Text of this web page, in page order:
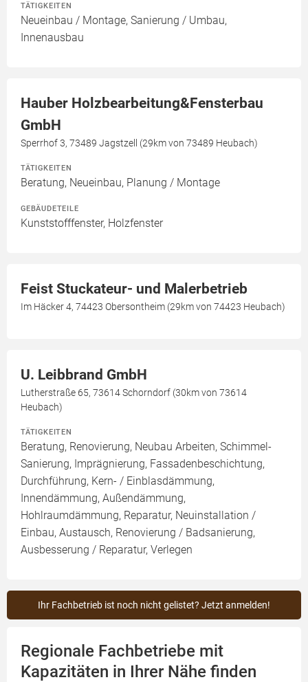
TÄTIGKEITEN
Neueinbau / Montage, Sanierung / Umbau,
Innenausbau
Hauber Holzbearbeitung&Fensterbau
GmbH
Sperrhof 3, 73489 Jagstzell (29km von 73489 Heubach)
TÄTIGKEITEN
Beratung, Neueinbau, Planung / Montage
GEBÄUDETEILE
Kunststofffenster, Holzfenster
Feist Stuckateur- und Malerbetrieb
Im Häcker 4, 74423 Obersontheim (29km von 74423 Heubach)
U. Leibbrand GmbH
Lutherstraße 65, 73614 Schorndorf (30km von 73614
Heubach)
TÄTIGKEITEN
Beratung, Renovierung, Neubau Arbeiten, Schimmel-
Sanierung, Imprägnierung, Fassadenbeschichtung,
Durchführung, Kern- / Einblasdämmung,
Innendämmung, Außendämmung,
Hohlraumdämmung, Reparatur, Neuinstallation /
Einbau, Austausch, Renovierung / Badsanierung,
Ausbesserung / Reparatur, Verlegen
Ihr Fachbetrieb ist noch nicht gelistet? Jetzt anmelden!
Regionale Fachbetriebe mit
Kapazitäten in Ihrer Nähe finden